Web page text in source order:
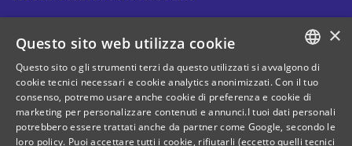
Mappa del sito
Privacy policy
Cookie Policy
Note legali
ITALIAN
ENGLISH
×
Questo sito web utilizza cookie
Questo sito o gli strumenti terzi da questo utilizzati si avvalgono di
cookie tecnici necessari e cookie analytics anonimizzati. Con il tuo
consenso, potremo usare anche cookie di preferenza e cookie di
marketing per personalizzare contenuti e annunci.I tuoi dati personali
potrebbero essere trattati anche da partner come Google, secondo le
loro policy. Puoi accettare tutti i cookie, rifiutarli (eccetto quelli tecnici